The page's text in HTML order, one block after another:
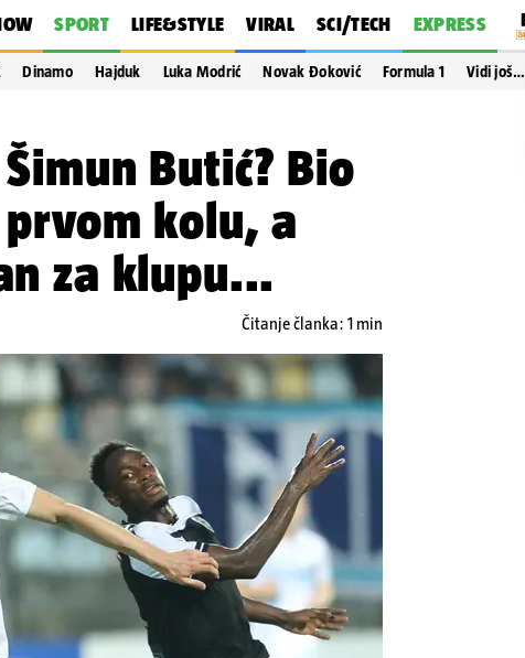
SPORT LIFE&STYLE VIRAL SCI/TECH EXPRESS
Dinamo Hajduk Luka Modrić Novak Đoković Formula 1 Vidi još…
Butić? Bio
kolu, a
za klupu...
Čitanje članka: 1 min